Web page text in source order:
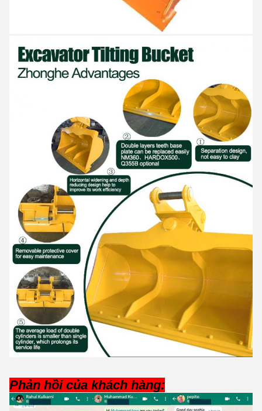
Phản hồi của khách hàng: